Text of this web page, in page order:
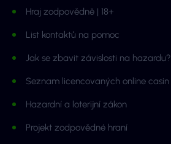
Hraj zodpovědně | 18+
List kontaktů na pomoc
Jak se zbavit závislosti na hazardu?
Seznam licencovaných online casin
Hazardní a loterijní zákon
Projekt zodpovědné hraní